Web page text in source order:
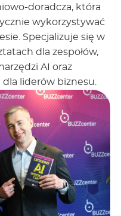
doradcza, która
wykorzystywać
Specjalizuje się w
dla zespołów,
AI oraz
liderów biznesu.